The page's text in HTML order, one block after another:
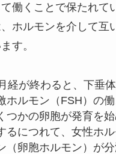
働くことで保たれて
ホルモンを介して互
す。
経が終わると、下垂
ホルモン（FSH）の働
つかの卵胞が発育を始
るにつれて、女性ホ
（卵胞ホルモン）が分